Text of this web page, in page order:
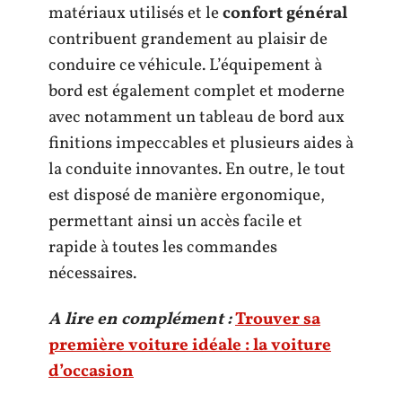
matériaux utilisés et leconfort général
contribuent grandement au plaisir de
conduire ce véhicule. L’équipement à
bord est également complet et moderne
avec notamment un tableau de bord aux
finitions impeccables et plusieurs aides à
la conduite innovantes. En outre, le tout
est disposé de manière ergonomique,
permettant ainsi un accès facile et
rapide à toutes les commandes
nécessaires.
A lire en complément :Trouver sa
première voiture idéale : la voiture
d’occasion